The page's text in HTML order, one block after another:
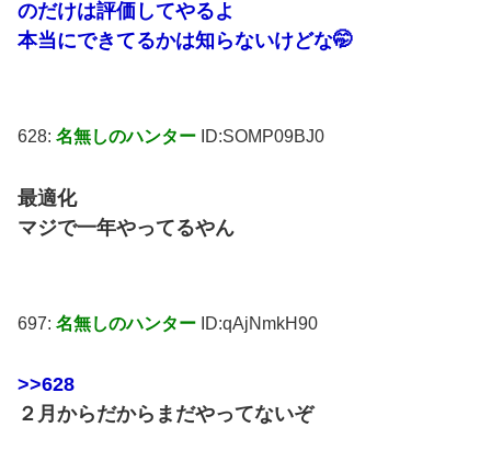
のだけは評価してやるよ
本当にできてるかは知らないけどな🤭
628: 名無しのハンター ID:SOMP09BJ0
最適化
マジで一年やってるやん
697: 名無しのハンター ID:qAjNmkH90
>>628
２月からだからまだやってないぞ